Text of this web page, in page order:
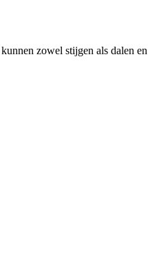
zowel stijgen als dalen en